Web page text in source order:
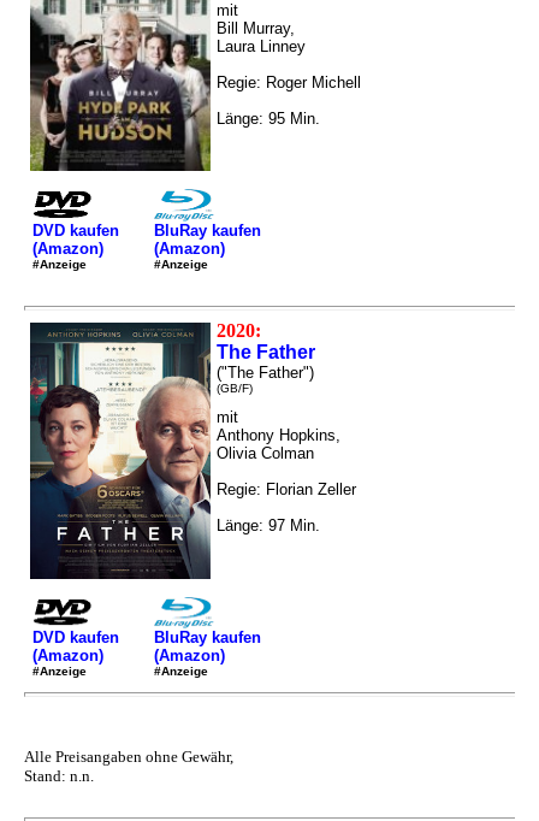
mit
Bill Murray,
Laura Linney
Regie: Roger Michell
Länge: 95 Min.
DVD kaufen
(Amazon)
#Anzeige
BluRay kaufen
(Amazon)
#Anzeige
2020:
The Father
("The Father")
(GB/F)
mit
Anthony Hopkins,
Olivia Colman
Regie: Florian Zeller
Länge: 97 Min.
DVD kaufen
(Amazon)
#Anzeige
BluRay kaufen
(Amazon)
#Anzeige
Alle Preisangaben ohne Gewähr,
Stand: n.n.